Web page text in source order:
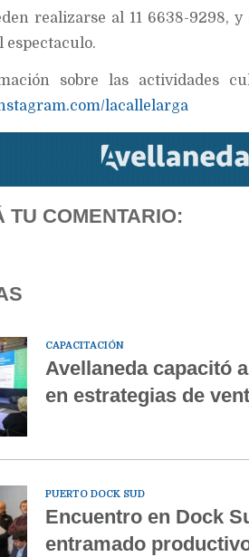
realizarse al 11 6638-9298,
sobre las actividades
lacallelarga
TU COMENTARIO:
CAPACITACIÓN
Avellaneda capacitó
en estrategias de
PUERTO DOCK SUD
Encuentro en Dock
entramado